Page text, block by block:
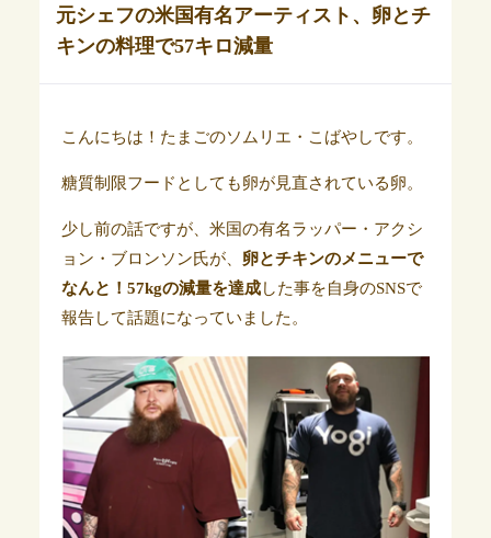
元シェフの米国有名アーティスト、卵とチ
キンの料理で57キロ減量
こんにちは！たまごのソムリエ・こばやしです。
糖質制限フードとしても卵が見直されている卵。
少し前の話ですが、米国の有名ラッパー・アクシ
ョン・ブロンソン氏が、 卵とチキンのメニューで
なんと！57kgの減量を達成した事を自身のSNSで
報告して話題になっていました。